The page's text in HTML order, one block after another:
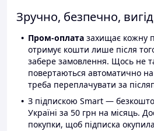
Зручно, безпечно,
Пром-оплата захищає кожну
отримує кошти лише після
забере замовлення. Щось не
повертаються автоматично
треба переплачувати за
З підпискою Smart —
Україні за 50 грн на місяць.
покупки, щоб підписка